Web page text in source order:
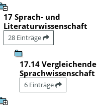
17 Sprach- und
Literaturwissenschaft
28 Einträge
17.14 Vergleichende
Sprachwissenschaft
6 Einträge